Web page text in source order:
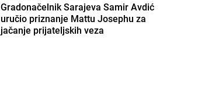
Gradonačelnik Sarajeva Samir Avdić
uručio priznanje Mattu Josephu za
jačanje prijateljskih veza